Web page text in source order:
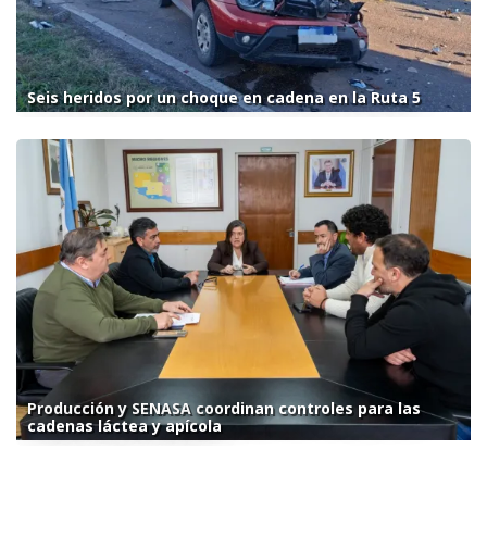
Seis heridos por un choque en cadena en la Ruta 5
Producción y SENASA coordinan controles para las
cadenas láctea y apícola